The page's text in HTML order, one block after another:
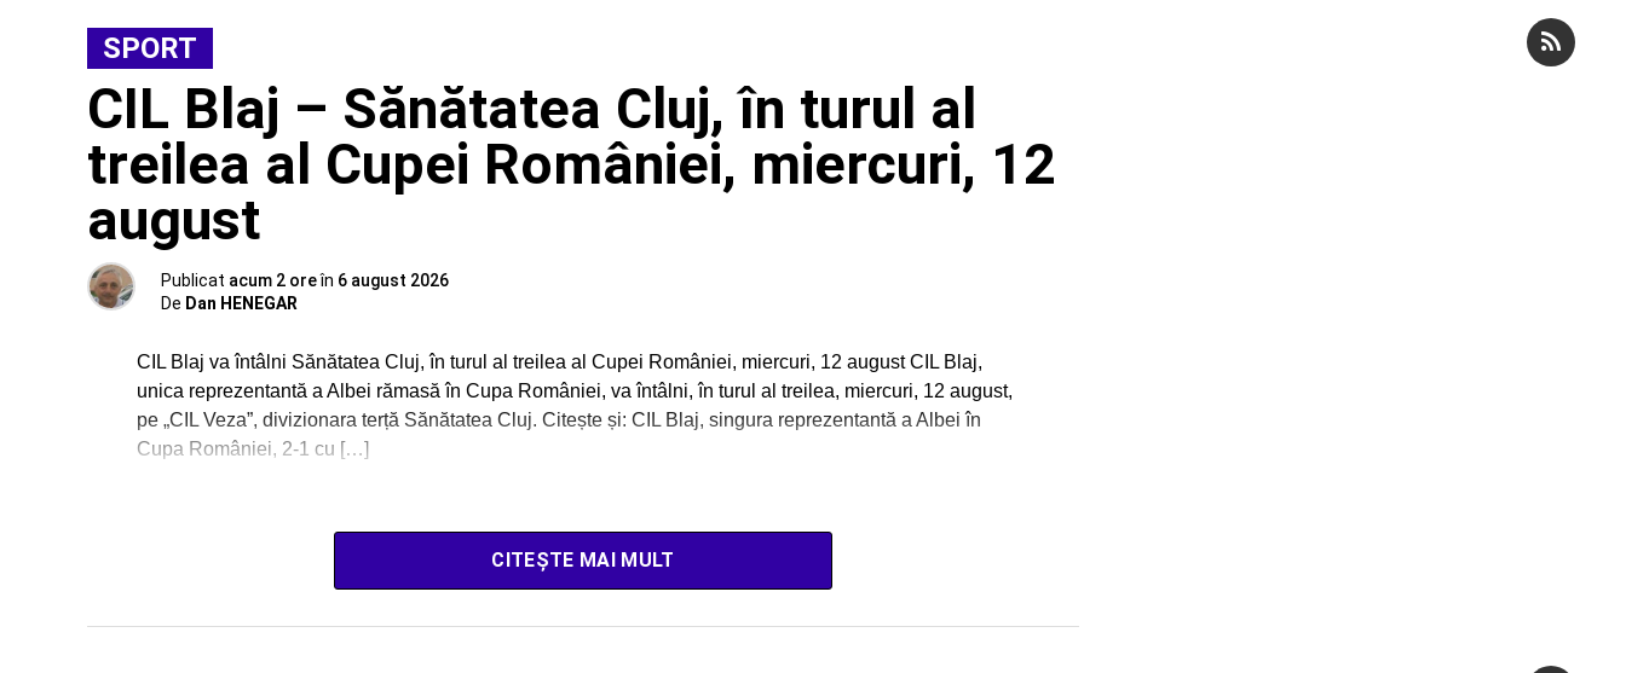
SPORT
CIL Blaj – Sănătatea Cluj, în turul al
treilea al Cupei României, miercuri, 12
august
Publicat acum 2 oreîn 6 august 2026
De Dan HENEGAR
CIL Blaj va întâlni Sănătatea Cluj, în turul al treilea al Cupei României, miercuri, 12 august CIL Blaj,
unica reprezentantă a Albei rămasă în Cupa României, va întâlni, în turul al treilea, miercuri, 12 august,
pe „CIL Veza”, divizionara terță Sănătatea Cluj. Citește și: CIL Blaj, singura reprezentantă a Albei în
Cupa României, 2-1 cu […]
CITEȘTE MAI MULT